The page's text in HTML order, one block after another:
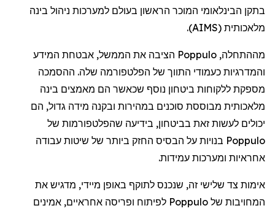
בתקן הבינלאומי המוכר הראשון בעולם למערכות ניהול בינה
מלאכותית (
AIMS
).
מההתחלה,
Poppulo הציבה את הממשל, אבטחת המידע
והמדרגיות כעמודי התווך של הפלטפורמה שלה. ההסמכה
מספקת ללקוחות ביטחון נוסף שכאשר הם מאמצים בינה
מלאכותית מבוססת סוכנים במהירות ובקנה מידה גדול, הם
יכולים לעשות זאת בביטחון, בידיעה שהפלטפורמות של
Poppulo בנויות על הבסיס החזק ביותר של שיטות עבודה
אחראיות ומערכות עמידות.
אימות צד שלישי זה, שנכנס לתוקף באופן מיידי, מדגיש את
המחויבות של Poppulo לפיתוח ופריסה אחראיים, אמינים